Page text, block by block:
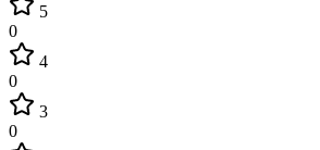
5
0
4
0
3
0